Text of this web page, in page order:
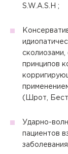
S.W.A.S.H ;
сколиозами,
принципов
(Шрот,
Ударно-
пациентов
Закрыть
Сбросить
Хорошо
Купить
Настоящим
условиями
Настоящим
условиями